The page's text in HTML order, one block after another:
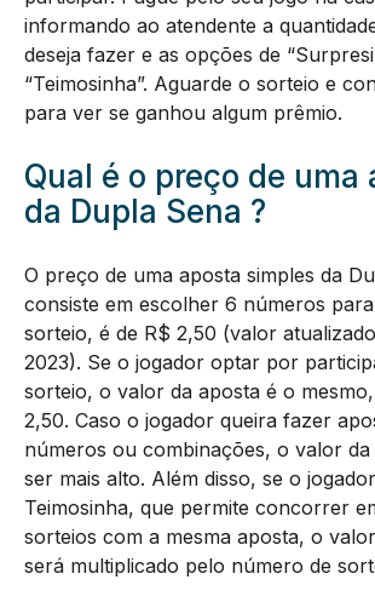
informando ao atendente a
deseja fazer e as opções de
“Teimosinha”. Aguarde o sorteio e
para ver se ganhou algum prêmio.
Qual é o preço de uma
da Dupla Sena ?
O preço de uma aposta simples da
consiste em escolher 6 números
sorteio, é de R$ 2,50 (valor
2023). Se o jogador optar por
sorteio, o valor da aposta é o
2,50. Caso o jogador queira fazer
números ou combinações, o valor da
ser mais alto. Além disso, se o
Teimosinha, que permite concorrer
sorteios com a mesma aposta, o
será multiplicado pelo número de